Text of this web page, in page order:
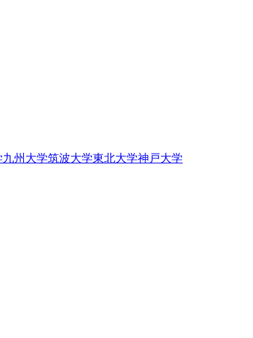
九州大学筑波大学東北大学神戸大学